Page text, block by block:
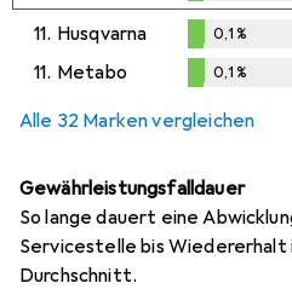
0,1%
11. Husqvarna
%
0,1%
11. Metabo 0,1%
Alle 32 Marken vergleichen
Gewährleistungsfalldauer
So lange dauert eine
Servicestelle bis
Durchschnitt.